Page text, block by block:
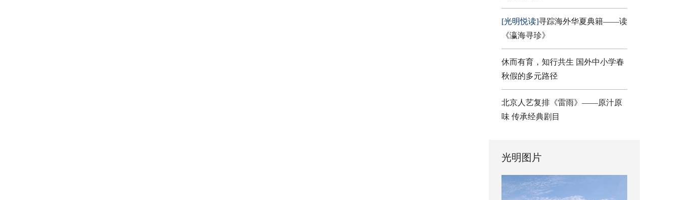
[光明悦读]寻踪海外华夏典籍——读
《瀛海寻珍》
休而有育，知行共生 国外中小学春
秋假的多元路径
北京人艺复排《雷雨》——原汁原
味 传承经典剧目
光明图片